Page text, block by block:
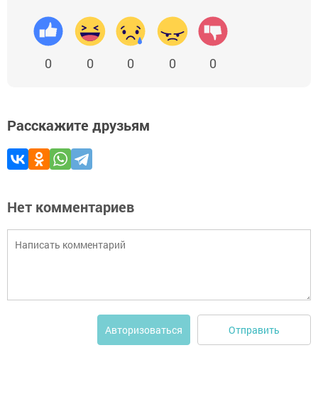
0 0 0 0 0
Расскажите друзьям
Нет комментариев
Авторизоваться Отправить